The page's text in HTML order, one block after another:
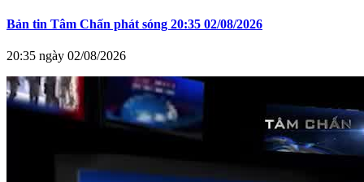
Bản tin Tâm Chấn phát sóng 20:35 02/08/2026
20:35 ngày 02/08/2026